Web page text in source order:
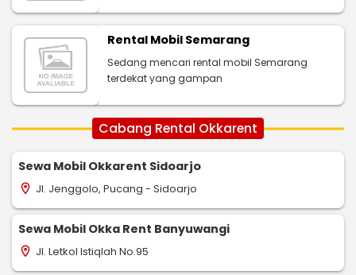
Rental Mobil Semarang
Sedang mencari rental mobil Semarang
terdekat yang gampan
Cabang Rental Okkarent
Sewa Mobil Okkarent Sidoarjo
location_on Jl. Jenggolo, Pucang - Sidoarjo
Sewa Mobil Okka Rent Banyuwangi
location_on Jl. Letkol Istiqlah No.95